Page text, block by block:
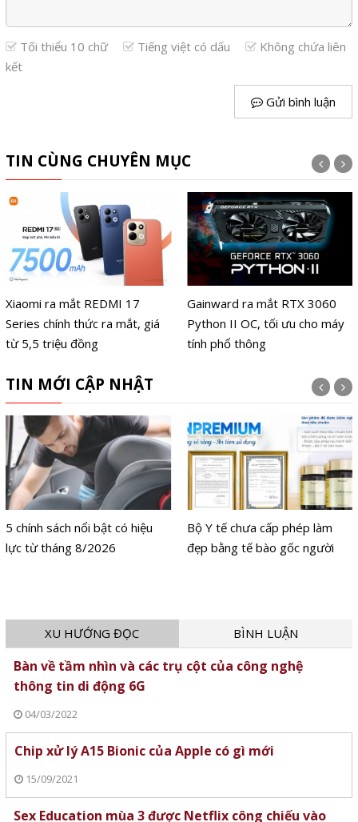
Tối thiểu 10 chữ Tiếng việt có dấu
Không chứa liên
kết
Gửi bình luận
TIN CÙNG CHUYÊN MỤC
Xiaomi ra mắt REDMI 17
Series chính thức ra mắt, giá
từ 5,5 triệu đồng
Gainward ra mắt RTX 3060
Python II OC, tối ưu cho máy
tính phổ thông
TIN MỚI CẬP NHẬT
5 chính sách nổi bật có hiệu
lực từ tháng 8/2026
Bộ Y tế chưa cấp phép làm
đẹp bằng tế bào gốc người
XU HƯỚNG ĐỌC BÌNH LUẬN
Bàn về tầm nhìn và các trụ cột của công nghệ
thông tin di động 6G
04/03/2022
Chip xử lý A15 Bionic của Apple có gì mới
15/09/2021
Sex Education mùa 3 được Netflix công chiếu vào